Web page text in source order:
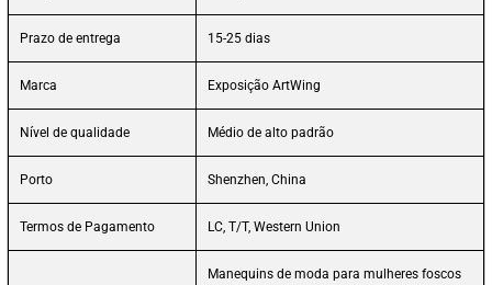
Prazo de entrega 15-25 dias
Marca Exposição ArtWing
Nível de qualidade Médio de alto padrão
Porto Shenzhen, China
Termos de Pagamento LC, T/T, Western Union
Manequins de moda para mulheres foscos